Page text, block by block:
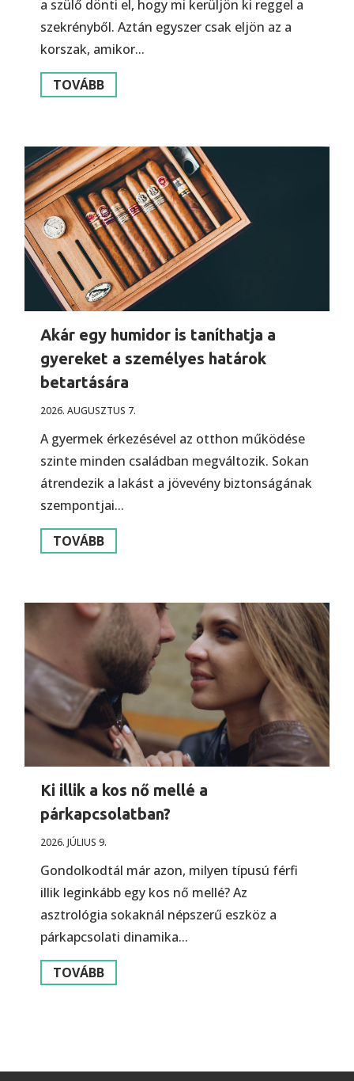
a szülő dönti el, hogy mi kerüljön ki reggel a
szekrényből. Aztán egyszer csak eljön az a
korszak, amikor...
TOVÁBB
Akár egy humidor is taníthatja a
gyereket a személyes határok
betartására
2026. AUGUSZTUS 7.
A gyermek érkezésével az otthon működése
szinte minden családban megváltozik. Sokan
átrendezik a lakást a jövevény biztonságának
szempontjai...
TOVÁBB
Ki illik a kos nő mellé a
párkapcsolatban?
2026. JÚLIUS 9.
Gondolkodtál már azon, milyen típusú férfi
illik leginkább egy kos nő mellé? Az
asztrológia sokaknál népszerű eszköz a
párkapcsolati dinamika...
TOVÁBB